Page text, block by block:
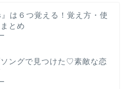
は６つ覚える！覚え方・使
とめ
ングで見つけた♡素敵な恋